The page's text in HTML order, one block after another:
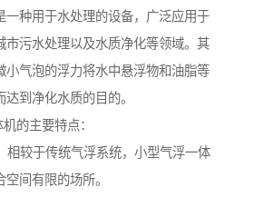
一种用于水处理的设备，广泛应用于
市污水处理以及水质净化等领域。其
小气泡的浮力将水中悬浮物和油脂等
到净化水质的目的。
的主要特点：
较于传统气浮系统，小型气浮一体
间有限的场所。